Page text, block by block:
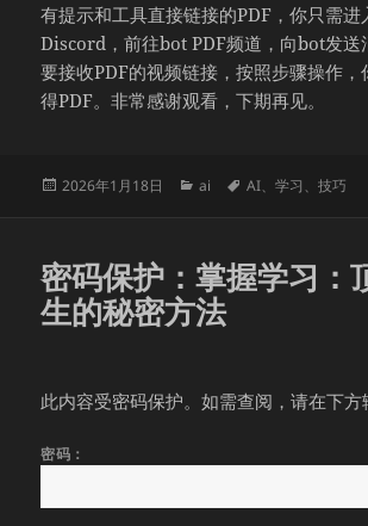
有提示和工具直接链接的PDF，你只需进
Discord，前往bot PDF频道，向bot发送
要接收PDF的视频链接，按照步骤操作
得PDF。非常感谢观看，下期再见。
发
2026年1月18日
分
ai
标
AI、学习、技巧
密码保护：掌握学习：
生的秘密方法
此内容受密码保护。如需查阅，请在下方
密码：